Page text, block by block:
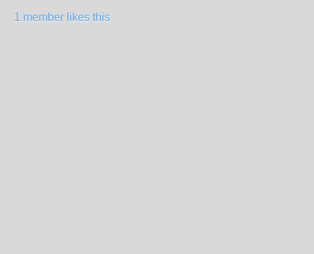
1 member likes this